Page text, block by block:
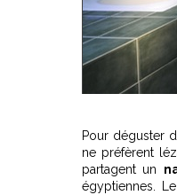
Pour déguster
ne préfèrent
partagent un
égyptiennes.